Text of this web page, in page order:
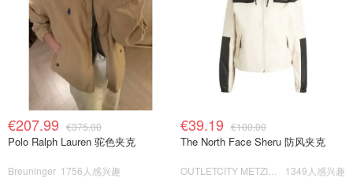
€207.99 €375.00
Polo Ralph Lauren 驼色夹克
Breuninger 1756人感兴趣
€39.19 €100.00
The North Face Sheru 防风夹克
1349人感兴趣